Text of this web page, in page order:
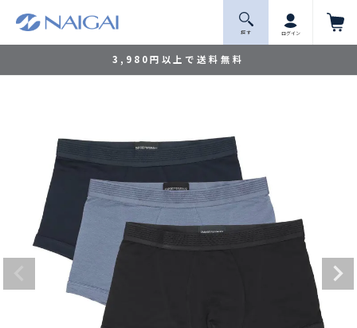
3,980円以上で送料無料
探 す ログイン